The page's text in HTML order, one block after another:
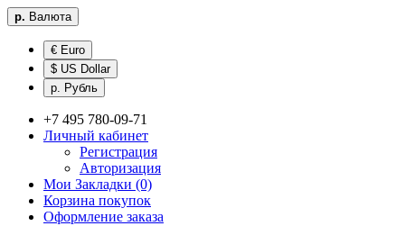
р. Валюта
€ Euro
$ US Dollar
р. Рубль
+7 495 780-09-71
Личный кабинет
Регистрация
Авторизация
Мои Закладки (0)
Корзина покупок
Оформление заказа